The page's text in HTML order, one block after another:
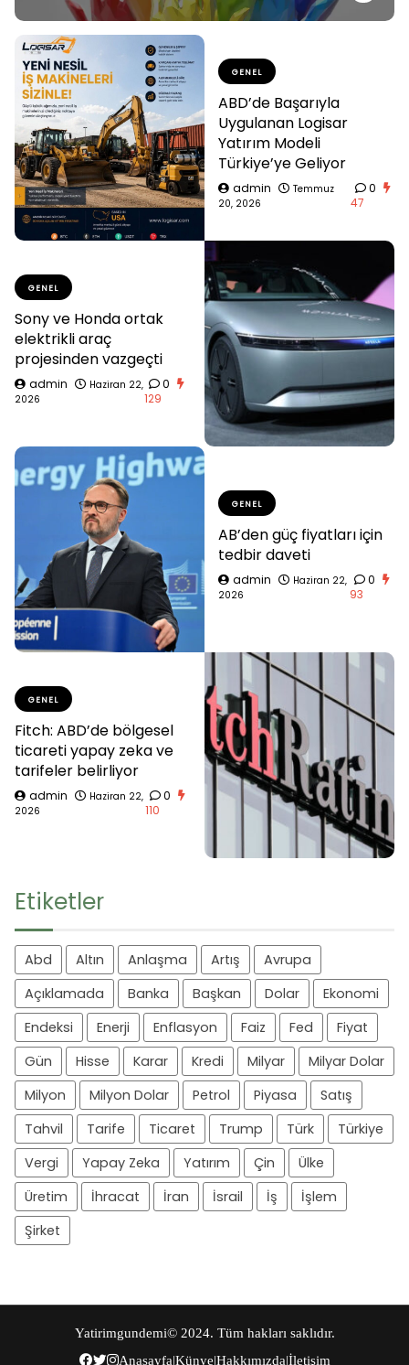
GENEL
ABD’de Başarıyla
Uygulanan Logisar
Yatırım Modeli
Türkiye’ye Geliyor
admin
Temmuz
20, 2026
0
47
GENEL
Sony ve Honda ortak
elektrikli araç
projesinden vazgeçti
admin
Haziran 22,
2026
0
129
GENEL
AB’den güç fiyatları için
tedbir daveti
admin
Haziran 22,
2026
0
93
GENEL
Fitch: ABD’de bölgesel
ticareti yapay zeka ve
tarifeler belirliyor
admin
Haziran 22,
2026
0
110
Etiketler
Abd Altın Anlaşma Artış
Avrupa
Açıklamada
Banka Başkan Dolar
Ekonomi
Endeksi
Enerji Enflasyon Faiz Fed
Fiyat
Gün
Hisse Karar Kredi Milyar
Milyar Dolar
Milyon
Milyon Dolar Petrol Piyasa
Satış
Tahvil
Tarife Ticaret Trump Türk
Türkiye
Vergi
Yapay Zeka Yatırım Çin
Ülke
Üretim
İhracat İran İsrail İş
İşlem
Şirket
Yatirimgundemi© 2024. Tüm hakları saklıdır.
Anasayfa|Künye|Hakkımızda|İletişim